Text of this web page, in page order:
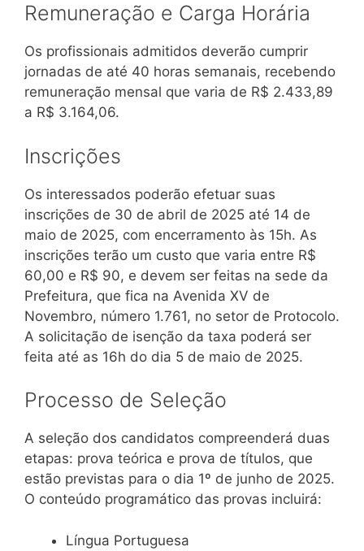
Remuneração e Carga Horária
Os profissionais admitidos deverão cumprir
jornadas de até 40 horas semanais, recebendo
remuneração mensal que varia de R$ 2.433,89
a R$ 3.164,06.
Inscrições
Os interessados poderão efetuar suas
inscrições de 30 de abril de 2025 até 14 de
maio de 2025, com encerramento às 15h. As
inscrições terão um custo que varia entre R$
60,00 e R$ 90, e devem ser feitas na sede da
Prefeitura, que fica na Avenida XV de
Novembro, número 1.761, no setor de Protocolo.
A solicitação de isenção da taxa poderá ser
feita até as 16h do dia 5 de maio de 2025.
Processo de Seleção
A seleção dos candidatos compreenderá duas
etapas: prova teórica e prova de títulos, que
estão previstas para o dia 1º de junho de 2025.
O conteúdo programático das provas incluirá:
Língua Portuguesa